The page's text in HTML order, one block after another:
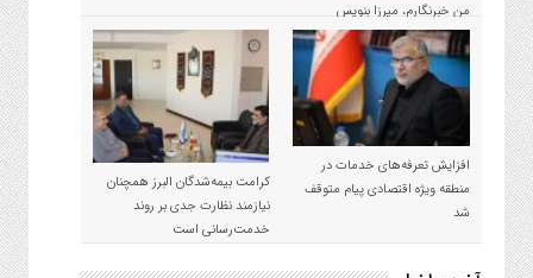
من خبرنگارم، میرزا بنویس
مسئولان نیستم!
افزایش تعرفه‌های خدمات در
منطقه ویژه اقتصادی پیام متوقف
شد
کرامت بیمه‌شدگان البرز همچنان
نیازمند نظارت جدی بر روند
خدمت‌رسانی است